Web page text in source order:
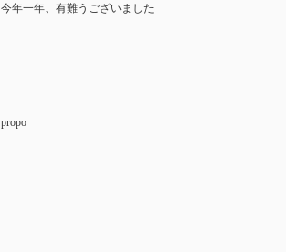
今年一年、有難うございました
propo